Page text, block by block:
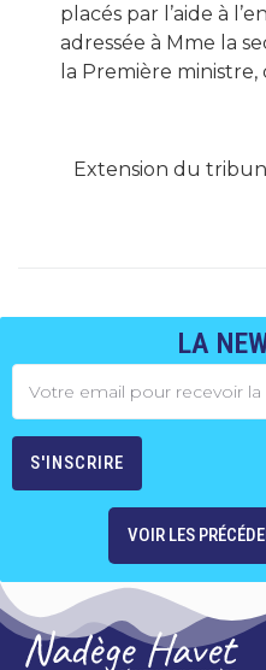
placés par l’aide à
adressée à Mme la
la Première
Extension du
LA
VOIR LES